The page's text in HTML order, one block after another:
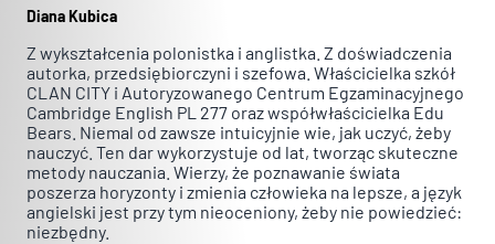
Diana Kubica
Z wykształcenia polonistka i anglistka. Z doświadczenia
autorka, przedsiębiorczyni i szefowa. Właścicielka szkół
CLAN CITY i Autoryzowanego Centrum Egzaminacyjnego
Cambridge English PL 277 oraz współwłaścicielka Edu
Bears. Niemal od zawsze intuicyjnie wie, jak uczyć, żeby
nauczyć. Ten dar wykorzystuje od lat, tworząc skuteczne
metody nauczania. Wierzy, że poznawanie świata
poszerza horyzonty i zmienia człowieka na lepsze, a język
angielski jest przy tym nieoceniony, żeby nie powiedzieć:
niezbędny.